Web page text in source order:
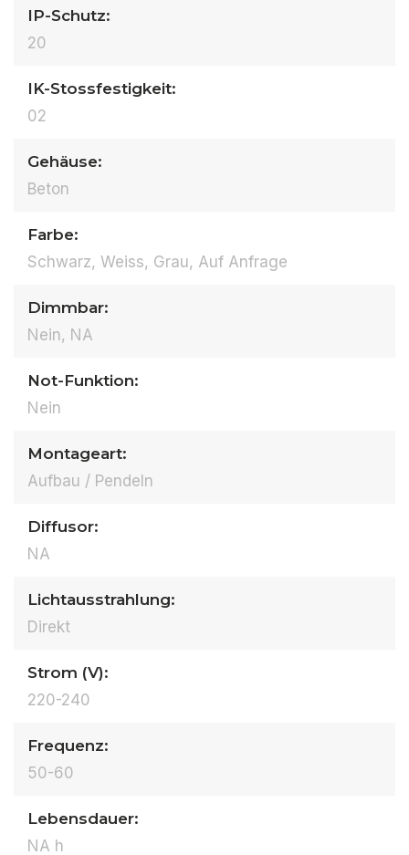
IP-Schutz:
20
IK-Stossfestigkeit:
02
Gehäuse:
Beton
Farbe:
Schwarz, Weiss, Grau, Auf Anfrage
Dimmbar:
Nein, NA
Not-Funktion:
Nein
Montageart:
Aufbau / Pendeln
Diffusor:
NA
Lichtausstrahlung:
Direkt
Strom (V):
220-240
Frequenz:
50-60
Lebensdauer:
NA h